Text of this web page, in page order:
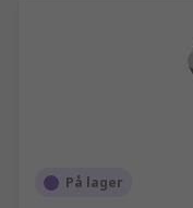
På lager